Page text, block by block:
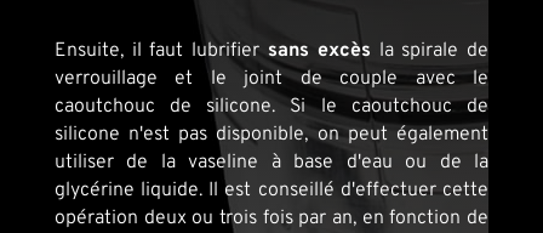
Ensuite, il faut lubrifier sans excès la spirale de
verrouillage et le joint de couple avec le
caoutchouc de silicone. Si le caoutchouc de
silicone n'est pas disponible, on peut également
utiliser de la vaseline à base d'eau ou de la
glycérine liquide. Il est conseillé d'effectuer cette
opération deux ou trois fois par an, en fonction de